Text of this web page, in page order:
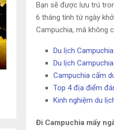
Bạn sẽ được lưu trú
6 tháng tính từ ngày
Campuchia, mà không
Du lịch
Du lịch
Campuchia cấm
Top 4 địa điểm
Kinh nghiệm du
Đi Campuchia mấy